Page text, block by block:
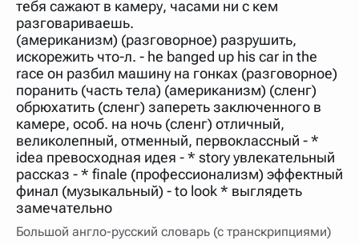
тебя сажают в камеру, часами ни с кем
разговариваешь.
(американизм) (разговорное) разрушить,
искорежить что-л. - he banged up his car in the
race он разбил машину на гонках (разговорное)
поранить (часть тела) (американизм) (сленг)
обрюхатить (сленг) запереть заключенного в
камере, особ. на ночь (сленг) отличный,
великолепный, отменный, первоклассный - *
idea превосходная идея - * story увлекательный
рассказ - * finale (профессионализм) эффектный
финал (музыкальный) - to look * выглядеть
замечательно
Большой англо-русский словарь (с транскрипциями)